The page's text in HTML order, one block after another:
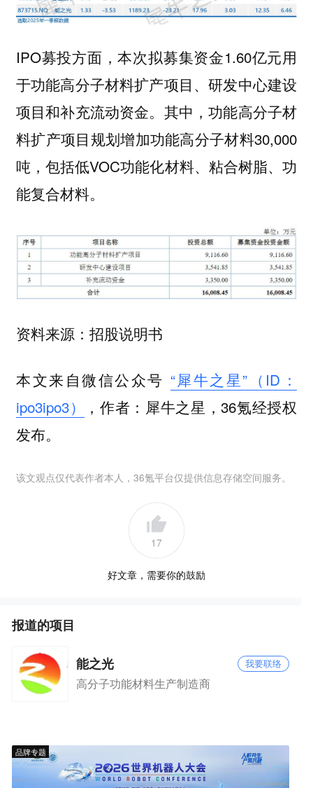
IPO募投方面，本次拟募集资金1.60亿元用
于功能高分子材料扩产项目、研发中心建设
项目和补充流动资金。其中，功能高分子材
料扩产项目规划增加功能高分子材料30,000
吨，包括低VOC功能化材料、粘合树脂、功
能复合材料。
资料来源：招股说明书
本文来自微信公众号 “犀牛之星”（ID：
ipo3ipo3）
，作者：犀牛之星，36氪经授权
发布。
该文观点仅代表作者本人，36氪平台仅提供信息存储空间服务。
17
好文章，需要你的鼓励
报道的项目
能之光 我要联络
高分子功能材料生产制造商
品牌专题